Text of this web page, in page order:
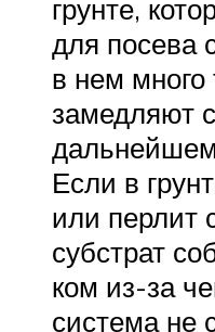
грунте,
для посева
в нем
замедляют
Если в
или перлит
субстрат
ком из-за
система не